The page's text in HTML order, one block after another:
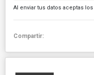
Al enviar tus datos aceptas los
Compartir: